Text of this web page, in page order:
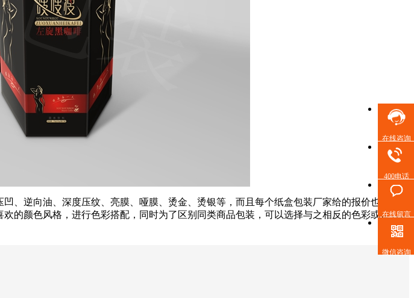
、逆向油、深度压纹、亮膜、哑膜、烫金、烫银等，而且每个纸盒包装厂家给的报价也有所不
的颜色风格，进行色彩搭配，同时为了区别同类商品包装，可以选择与之相反的色彩或是有差
在线咨询
400电话
在线留言
微信咨询